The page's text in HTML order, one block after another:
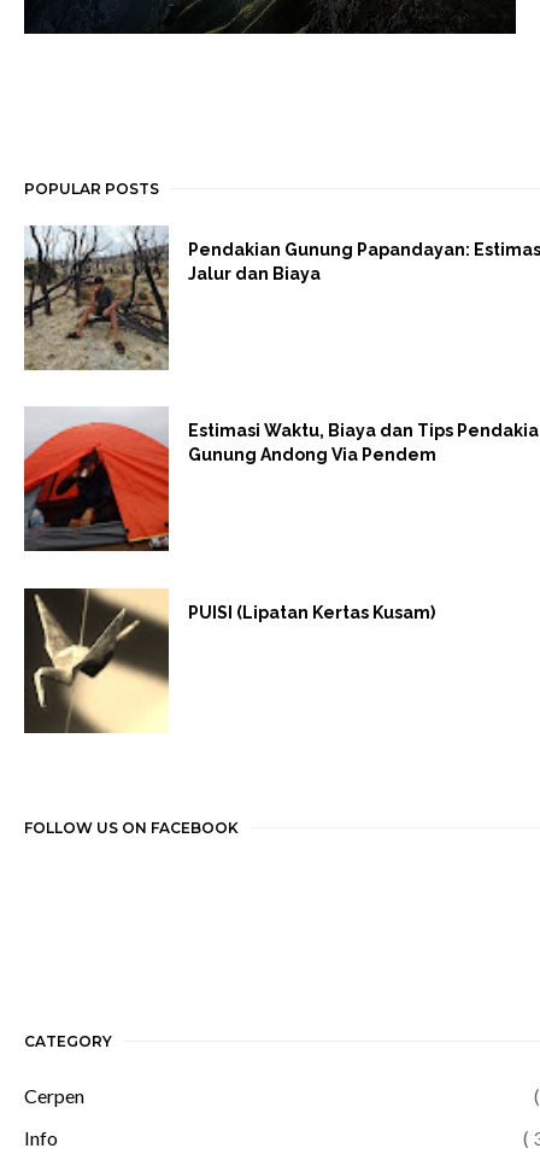
POPULAR POSTS
Pendakian Gunung Papandayan:
Jalur dan Biaya
Estimasi Waktu, Biaya dan Tips
Gunung Andong Via Pendem
PUISI (Lipatan Kertas Kusam)
FOLLOW US ON FACEBOOK
CATEGORY
Cerpen
Info
(